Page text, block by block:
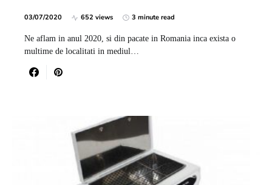
03/07/2020 652 views 3 minute read
Ne aflam in anul 2020, si din pacate in Romania inca exista o
multime de localitati in mediul…